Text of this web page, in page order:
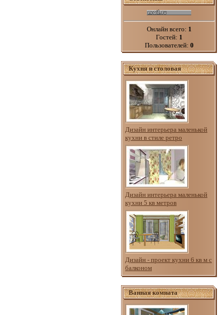
Онлайн всего: 1
Гостей: 1
Пользователей: 0
Кухня и столовая
Дизайн интерьера маленькой
кухни в стиле ретро
Дизайн интерьера маленькой
кухни 5 кв метров
Дизайн - проект кухни 6 кв м с
балконом
Ванная комната